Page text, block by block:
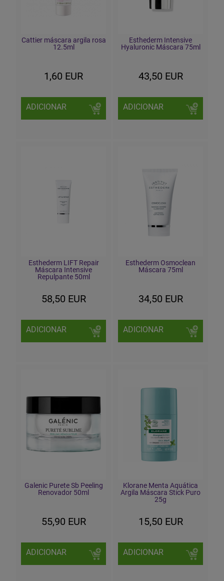
Cattier máscara argila rosa
12.5ml
1,60 EUR
ADICIONAR
Esthederm Intensive
Hyaluronic Máscara 75ml
43,50 EUR
ADICIONAR
Esthederm LIFT Repair
Máscara Intensive
Repulpante 50ml
58,50 EUR
ADICIONAR
Esthederm Osmoclean
Máscara 75ml
34,50 EUR
ADICIONAR
Galenic Purete Sb Peeling
Renovador 50ml
55,90 EUR
ADICIONAR
Klorane Menta Aquática
Argila Máscara Stick Puro
25g
15,50 EUR
ADICIONAR